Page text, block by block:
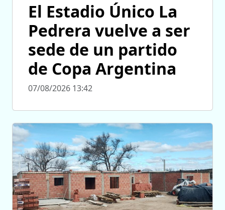
El Estadio Único La
Pedrera vuelve a ser
sede de un partido
de Copa Argentina
07/08/2026 13:42